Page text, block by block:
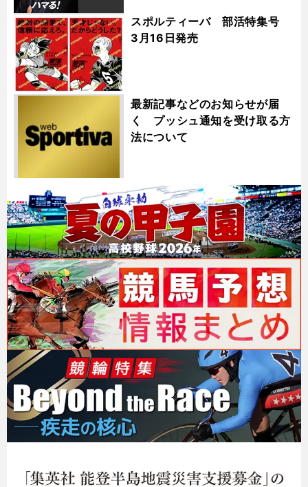
スポルティーバ 部活特集号
3月16日発売
最新記事などのお知らせが届
く プッシュ通知を受け取る方
法について